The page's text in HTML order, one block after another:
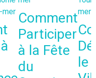
mer Comment
Participer
à la Fête
du
mer
le